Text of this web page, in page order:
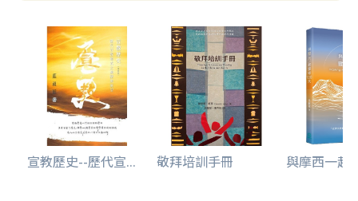
宣教歷史--歷代宣... 敬拜培訓手冊 與摩西一起